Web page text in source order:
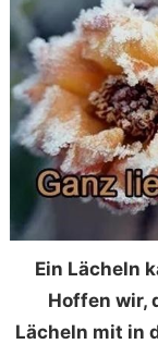
Ein Lächeln
Hoffen wir,
Lächeln mit in